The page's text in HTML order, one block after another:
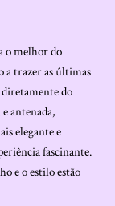
o melhor do
a trazer as últimas
diretamente do
antenada,
elegante e
fascinante.
e o estilo estão